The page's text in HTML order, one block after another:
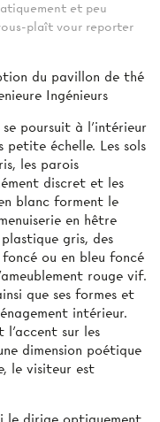
et peu
plaît vour reporter
du pavillon de thé
Ingénieurs
poursuit à l'intérieur
échelle. Les sols
les parois
discret et les
blanc forment le
en hêtre
gris, des
ou en bleu foncé
rouge vif.
que ses formes et
intérieur.
l'accent sur les
dimension poétique
le visiteur est